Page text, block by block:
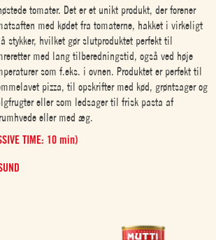
tomater. Det er et unikt produkt, der forener
med kødet fra tomaterne, hakket i virkeligt
stykker, hvilket gør slutproduktet perfekt til
med lang tilberedningstid, også ved høje
som f.eks. i ovnen. Produktet er perfekt til
pizza, til opskrifter med kød, grøntsager og
eller som ledsager til frisk pasta af
eller med æg.
TIME: 10 min)